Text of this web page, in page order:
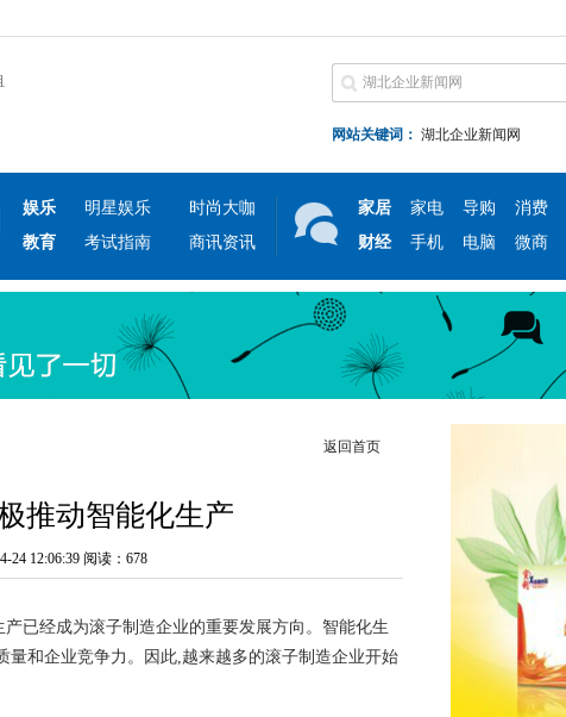
网站关键词： 湖北企业新闻网
娱乐 明星娱乐
时尚大咖
教育
考试指南 商讯资讯
家居 家电 导购 消费
财经
手机 电脑 微商
返回首页
推动智能化生产
24 12:06:39 阅读：678
已经成为滚子制造企业的重要发展方向。智能化生
和企业竞争力。因此,越来越多的滚子制造企业开始